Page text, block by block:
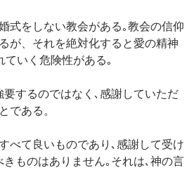
式をしない教会がある｡教会の信仰
が、それを絶対化すると愛の精神
いく危険性がある｡
するのではなく､感謝していただ
である。
べて良いものであり､感謝して受け
きものはありません｡それは､神の言